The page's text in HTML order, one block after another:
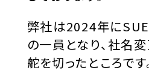
お知らせ
CONTACT
弊社は2024年に
の一員となり、社名
舵を切ったところです